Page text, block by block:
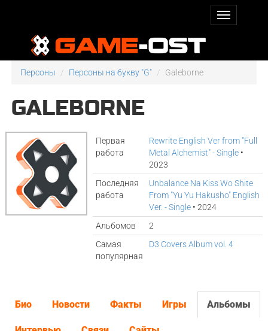
Персоны Персоны на букву "G" Galeborne
GALEBORNE
Первая
работа
Rewrite English Ver from "Full
Metal Alchemist" - Single •
2023
Последняя
работа
Unbalance Na Kiss Wo Shite
From "Yu Yu Hakusho" English
Ver. - Single • 2024
Альбомов
2
Самая
популярная
D3 Covers Album vol. 4
Био Новости Факты Игры Альбомы